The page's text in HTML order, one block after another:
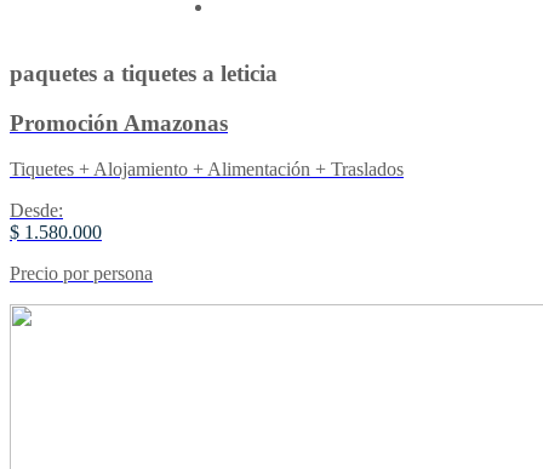
paquetes a tiquetes a leticia
Promoción Amazonas
Tiquetes + Alojamiento + Alimentación + Traslados
Desde:
$ 1.580.000
Precio por persona